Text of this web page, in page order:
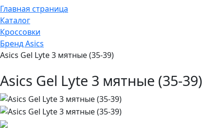
Главная страница
Каталог
Кроссовки
Бренд Asics
Asics Gel Lyte 3 мятные (35-39)
Asics Gel Lyte 3 мятные (35-39)